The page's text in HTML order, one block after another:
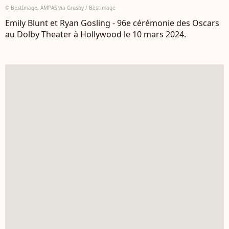
© BestImage, AMPAS via Grosby / Bestimage
Emily Blunt et Ryan Gosling - 96e cérémonie des Oscars
au Dolby Theater à Hollywood le 10 mars 2024.